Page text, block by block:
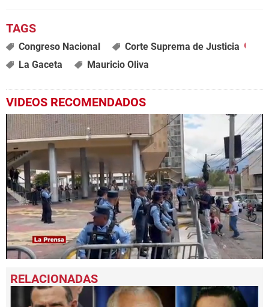
Congreso Nacional
Corte Suprema de Justicia
La Gaceta
Mauricio Oliva
VIDEOS RECOMENDADOS
seconds
of
seconds